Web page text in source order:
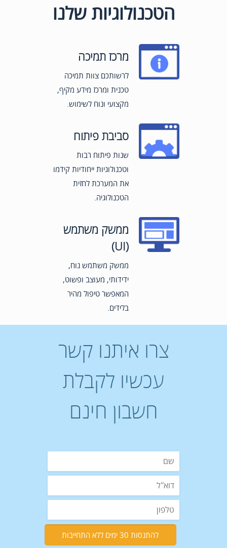
הטכנולוגיות שלנו
מרכז תמיכה
לרשותכם צוות תמיכה
טכנית ומרכז מידע מקיף,
מקצועי ונוח לשימוש.
סביבת פיתוח
שנות פיתוח רבות
וטכנולוגיות ייחודיות קידמו
את המערכת לחזית
הטכנולוגיה.
ממשק משתמש
(UI)
ממשק משתמש נוח,
ידידותי, מעוצב ופשוט,
המאפשר טיפול מהיר
בלידים.
צרו איתנו קשר
עכשיו לקבלת
חשבון חינם